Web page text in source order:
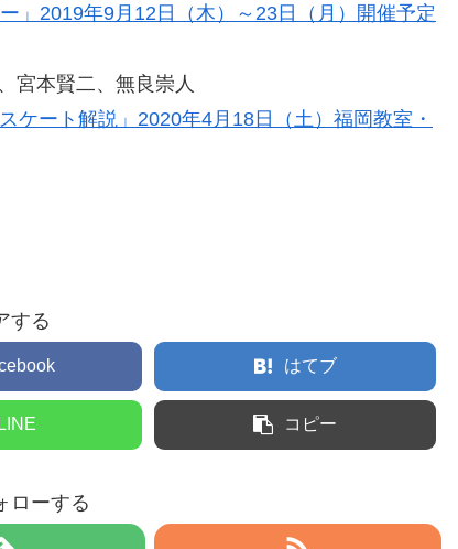
」2019年9月12日（木）～23日（月）開催予定
宮本賢二、無良崇人
ケート解説」2020年4月18日（土）福岡教室・
する
はてブ
LINE コピー
ローする